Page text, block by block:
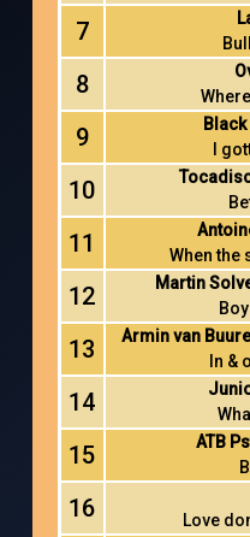
7
8
9
I
10
11
When the
12
Martin
13
Armin van
In &
14
15
ATB
16
Love